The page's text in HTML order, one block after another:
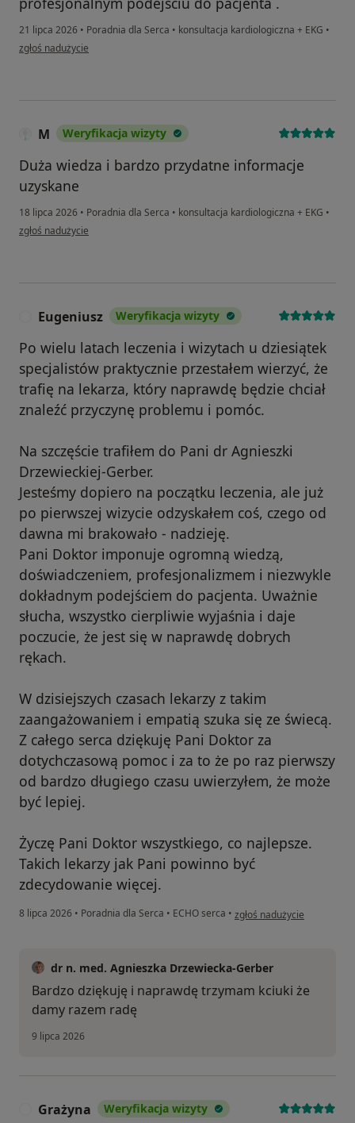
21 lipca 2026 • Poradnia dla Serca • konsultacja kardiologiczna + EKG •
w opinii użytkownika Ml
zgłoś nadużycie
M Weryfikacja wizyty
Duża wiedza i bardzo przydatne informacje
uzyskane
18 lipca 2026 • Poradnia dla Serca • konsultacja kardiologiczna + EKG •
w opinii użytkownika M
zgłoś nadużycie
Eugeniusz Weryfikacja wizyty
Po wielu latach leczenia i wizytach u dziesiątek
specjalistów praktycznie przestałem wierzyć, że
trafię na lekarza, który naprawdę będzie chciał
znaleźć przyczynę problemu i pomóc.
Na szczęście trafiłem do Pani dr Agnieszki
Drzewieckiej-Gerber.
Jesteśmy dopiero na początku leczenia, ale już
po pierwszej wizycie odzyskałem coś, czego od
dawna mi brakowało - nadzieję.
Pani Doktor imponuje ogromną wiedzą,
doświadczeniem, profesjonalizmem i niezwykle
dokładnym podejściem do pacjenta. Uważnie
słucha, wszystko cierpliwie wyjaśnia i daje
poczucie, że jest się w naprawdę dobrych
rękach.
W dzisiejszych czasach lekarzy z takim
zaangażowaniem i empatią szuka się ze świecą.
Z całego serca dziękuję Pani Doktor za
dotychczasową pomoc i za to że po raz pierwszy
od bardzo długiego czasu uwierzyłem, że może
być lepiej.
Życzę Pani Doktor wszystkiego, co najlepsze.
Takich lekarzy jak Pani powinno być
zdecydowanie więcej.
8 lipca 2026 • Poradnia dla Serca • ECHO serca • w opinii użytkownika
zgłoś nadużycie
dr n. med. Agnieszka Drzewiecka-Gerber
Bardzo dziękuję i naprawdę trzymam kciuki że
damy razem radę
9 lipca 2026
Grażyna Weryfikacja wizyty